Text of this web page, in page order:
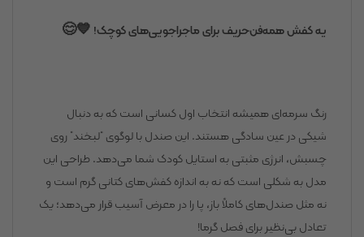
یه کفش همه‌فن‌حریف برای ماجراجویی‌های کوچک! 💙😊
رنگ سرمه‌ای همیشه انتخاب اول کسانی است که به دنبال
شیکی در عین سادگی هستند. این صندل با لوگوی “لبخند” روی
چسبش، انرژی مثبتی به استایل کودک شما می‌دهد. طراحی این
مدل به شکلی است که نه به اندازه کفش‌های کتانی گرم است و
نه مثل صندل‌های کاملاً باز، پا را در معرض آسیب قرار می‌دهد؛ یک
تعادل بی‌نظیر برای فصل گرما!